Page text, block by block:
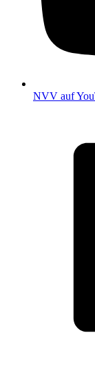
NVV auf